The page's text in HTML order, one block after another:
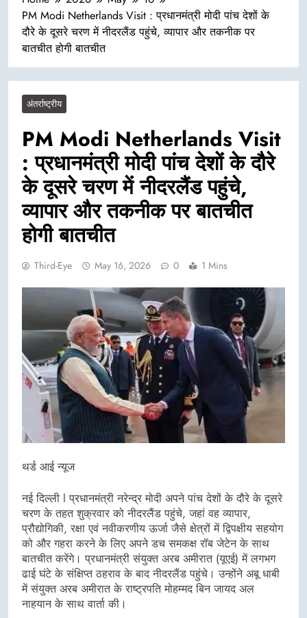
PM Modi Netherlands Visit : प्रधानमंत्री मोदी पांच देशों के
दौरे के दूसरे चरण में नीदरलैंड पहुंचे, व्यापार और तकनीक पर
बातचीत होगी बातचीत
अंतर्राष्ट्रीय
PM Modi Netherlands Visit
: प्रधानमंत्री मोदी पांच देशों के दौरे
के दूसरे चरण में नीदरलैंड पहुंचे,
व्यापार और तकनीक पर बातचीत
होगी बातचीत
Third-Eye May 16, 2026 0 1 Mins
थर्ड आई न्यूज
नई दिल्ली l प्रधानमंत्री नरेन्द्र मोदी अपने पांच देशों के दौरे के दूसरे
चरण के तहत शुक्रवार को नीदरलैंड पहुंचे, जहां वह व्यापार,
प्रौद्योगिकी, रक्षा एवं नवीकरणीय ऊर्जा जैसे क्षेत्रों में द्विपक्षीय सहयोग
को और गहरा करने के लिए अपने डच समकक्ष रॉब जेटेन के साथ
बातचीत करेंगे। प्रधानमंत्री संयुक्त अरब अमीरात (यूएई) में लगभग
ढाई घंटे के संक्षिप्त ठहराव के बाद नीदरलैंड पहुंचे। उन्होंने अबू धाबी
में संयुक्त अरब अमीरात के राष्ट्रपति मोहम्मद बिन जायद अल
नाहयान के साथ वार्ता की।